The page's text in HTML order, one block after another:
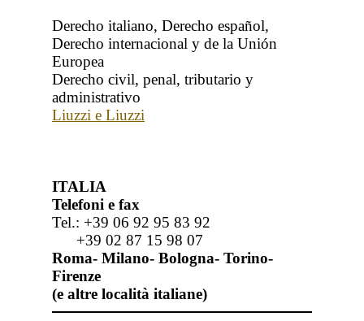
Derecho italiano, Derecho español,
Derecho internacional y de la Unión
Europea
Derecho civil, penal, tributario y
administrativo
Liuzzi e Liuzzi
ITALIA
Telefoni e fax
Tel.: +39 06 92 95 83 92
+39 02 87 15 98 07
Roma- Milano- Bologna- Torino-
Firenze
(e altre località italiane)